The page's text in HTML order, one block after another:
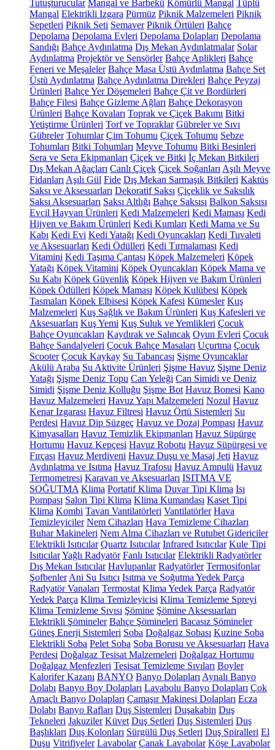
Tutuşturucular Mangal ve Barbekü Kömürlü Mangal Tüplü
Mangal Elektrikli Izgara Pürmüz Piknik Malzemeleri Piknik
Sepetleri Piknik Seti Semaver Piknik Örtüleri Bahçe
Depolama Depolama Evleri Depolama Dolapları Depolama
Sandığı Bahçe Aydınlatma Dış Mekan Aydınlatmalar Solar
Aydınlatma Projektör ve Sensörler Bahçe Aplikleri Bahçe
Feneri ve Meşaleler Bahçe Masa Üstü Aydınlatma Bahçe Set
Üstü Aydınlatma Bahçe Aydınlatma Direkleri Bahçe Peyzaj
Ürünleri Bahçe Yer Döşemeleri Bahçe Çit ve Bordürleri
Bahçe Filesi Bahçe Gizleme Ağları Bahçe Dekorasyon
Ürünleri Bahçe Kovaları Toprak ve Çiçek Bakımı Bitki
Yetiştirme Ürünleri Torf ve Topraklar Gübreler ve Sıvı
Gübreler Tohumlar Çim Tohumu Çiçek Tohumu Sebze
Tohumları Bitki Tohumları Meyve Tohumu Bitki Besinleri
Sera ve Sera Ekipmanları Çiçek ve Bitki İç Mekan Bitkileri
Dış Mekan Ağaçları Canlı Çiçek Çiçek Soğanları Aşılı Meyve
Fidanları Aşılı Gül Fide Dış Mekan Sarmaşık Bitkileri Kaktüs
Saksı ve Aksesuarları Dekoratif Saksı Çiçeklik ve Saksılık
Saksı Aksesuarları Saksı Altlığı Bahçe Saksısı Balkon Saksısı
Evcil Hayvan Ürünleri Kedi Malzemeleri Kedi Maması Kedi
Hijyen ve Bakım Ürünleri Kedi Kumları Kedi Mama ve Su
Kabı Kedi Evi Kedi Yatağı Kedi Oyuncakları Kedi Tuvaleti
ve Aksesuarları Kedi Ödülleri Kedi Tırmalaması Kedi
Vitamini Kedi Taşıma Çantası Köpek Malzemeleri Köpek
Yatağı Köpek Vitamini Köpek Oyuncakları Köpek Mama ve
Su Kabı Köpek Güvenlik Köpek Hijyen ve Bakım Ürünleri
Köpek Ödülleri Köpek Maması Köpek Kulübesi Köpek
Tasmaları Köpek Elbisesi Köpek Kafesi Kümesler Kuş
Malzemeleri Kuş Sağlık ve Bakım Ürünleri Kuş Kafesleri ve
Aksesuarları Kuş Yemi Kuş Suluk ve Yemlikleri Çocuk
Bahçe Oyuncakları Kaydırak ve Salıncak Oyun Evleri Çocuk
Bahçe Sandalyeleri Çocuk Bahçe Masaları Uçurtma Çocuk
Scooter Çocuk Kaykay Su Tabancası Şişme Oyuncaklar
Akülü Araba Su Aktivite Ürünleri Şişme Havuz Şişme Deniz
Yatağı Şişme Deniz Topu Can Yeleği Can Simidi ve Deniz
Simidi Şişme Deniz Kolluğu Şişme Bot Havuz Bonesi Kano
Havuz Malzemeleri Havuz Yapı Malzemeleri Nozul Havuz
Kenar Izgarası Havuz Filtresi Havuz Örtü Sistemleri Su
Perdesi Havuz Dip Süzgeç Havuz ve Dozaj Pompası Havuz
Kimyasalları Havuz Temizlik Ekipmanları Havuz Süpürge
Hortumu Havuz Kepçesi Havuz Robotu Havuz Süpürgesi ve
Fırçası Havuz Merdiveni Havuz Duşu ve Masaj Jeti Havuz
Aydınlatma ve Isıtma Havuz Trafosu Havuz Ampulü Havuz
Termometresi Karavan ve Aksesuarları ISITMA VE
SOĞUTMA Klima Portatif Klima Duvar Tipi Klima Isı
Pompası Salon Tipi Klima Klima Kumandası Kaset Tipi
Klima Kombi Tavan Vantilatörleri Vantilatörler Hava
Temizleyiciler Nem Cihazları Hava Temizleme Cihazları
Buhar Makineleri Nem Alma Cihazları ve Rutubet Gidericiler
Elektrikli Isıtıcılar Quartz Isıtıcılar Infrared Isıtıcılar Kule Tipi
IsıtıcılarYağlı Radyatör Fanlı Isıtıcılar Elektrikli Radyatörler
Dış Mekan Isıtıcılar Havlupanlar Radyatörler Termosifonlar
Şofbenler Ani Su Isıtıcı Isıtma ve Soğutma Yedek Parça
Radyatör Vanaları Termostat Klima Yedek Parça Radyatör
Yedek Parça Klima Temizleyicisi Klima Temizleme Spreyi
Klima Temizleme Sıvısı Şömine Şömine Aksesuarları
Elektrikli Şömineler Bahçe Şömineleri Bacasız Şömineler
Güneş Enerji Sistemleri Soba Doğalgaz Sobası Kuzine Soba
Elektrikli Soba Pelet Soba Soba Borusu ve Aksesuarları Hava
Perdesi Doğalgaz Tesisat Malzemeleri Doğalgaz Hortumu
Doğalgaz Menfezleri Tesisat Temizleme Sıvıları Boyler
Kalorifer Kazanı BANYO Banyo Dolapları Aynalı Banyo
Dolabı Banyo Boy Dolapları Lavabolu Banyo Dolapları Çok
Amaçlı Banyo Dolapları Çamaşır Makinesi Dolapları Ecza
Dolabı Banyo Rafları Duş Sistemleri Duşakabin Duş
Tekneleri Jakuziler Küvet Duş Setleri Duş Sistemleri Duş
Başlıkları Duş Kolonları Sürgülü Duş Setleri Duş Spiralleri El
Duşu Vitrifiyeler Lavabolar Çanak Lavabolar Köşe Lavabolar